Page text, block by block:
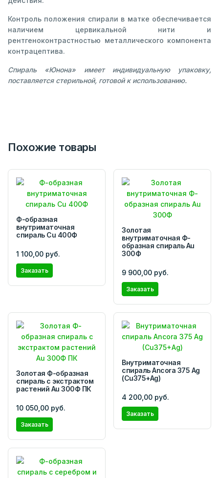
Контроль положения спирали в матке обеспечивается
наличием цервикальной нити и
рентгеноконтрастностью металлического компонента
контрацептива.
Спираль «Юнона» имеет индивидуальную упаковку,
поставляется стерильной, готовой к использованию.
Похожие товары
Ф-образная
внутриматочная
спираль Cu 400Ф
1 100,00 руб.
Заказать
Золотая
внутриматочная Ф-
образная спираль Au
300Ф
9 900,00 руб.
Заказать
Золотая Ф-образная
спираль с экстрактом
растений Аu 300Ф ПК
10 050,00 руб.
Заказать
Внутриматочная
спираль Ancora 375 Ag
(Cu375+Ag)
4 200,00 руб.
Заказать